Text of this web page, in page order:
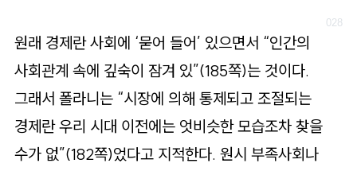
원래 경제란 사회에 ‘묻어 들어’ 있으면서 “인간의
사회관계 속에 깊숙이 잠겨 있”(185쪽)는 것이다.
그래서 폴라니는 “시장에 의해 통제되고 조절되는
경제란 우리 시대 이전에는 엇비슷한 모습조차 찾을
수가 없”(182쪽)었다고 지적한다. 원시 부족사회나